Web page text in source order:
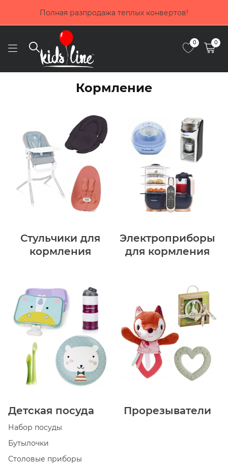
частями от Приватбанка
0 0
Кормление
Стульчики для
кормления
Электроприборы
для кормления
Детская посуда
Набор посуды
Бутылочки
Столовые приборы
Прорезыватели